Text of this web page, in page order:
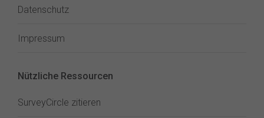
Datenschutz
Impressum
Nützliche Ressourcen
SurveyCircle zitieren